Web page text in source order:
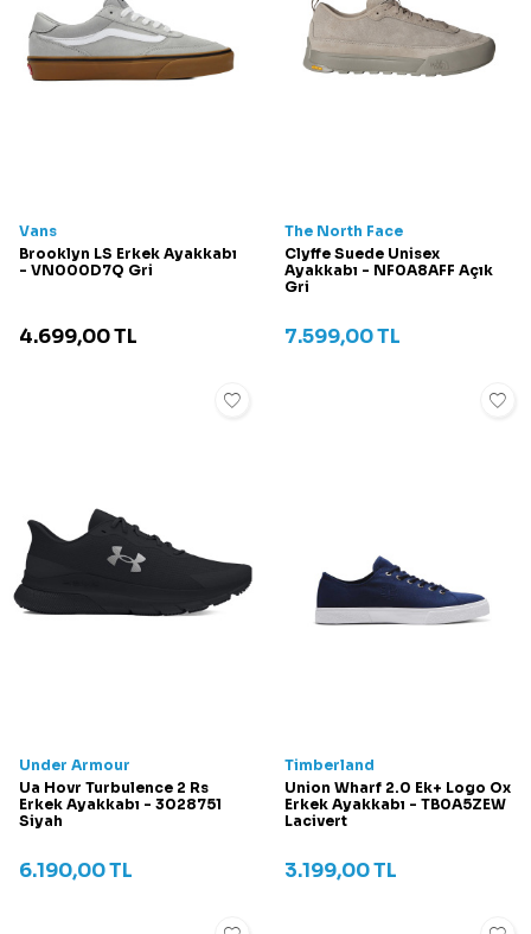
Vans
Brooklyn LS Erkek Ayakkabı
- VN000D7Q Gri
4.699,00TL
The North Face
Clyffe Suede Unisex
Ayakkabı - NF0A8AFF Açık
Gri
7.599,00TL
Under Armour
Ua Hovr Turbulence 2 Rs
Erkek Ayakkabı - 3028751
Siyah
6.190,00TL
Timberland
Union Wharf 2.0 Ek+ Logo Ox
Erkek Ayakkabı - TB0A5ZEW
Lacivert
3.199,00TL